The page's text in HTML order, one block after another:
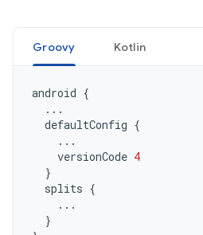
Groovy Kotlin
android {
...
defaultConfig {
...
versionCode 4
}
splits {
...
}